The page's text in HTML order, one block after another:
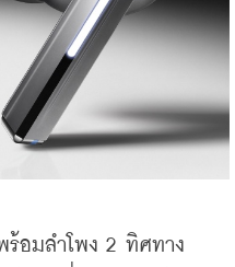
อมลำโพง 2 ทิศทาง